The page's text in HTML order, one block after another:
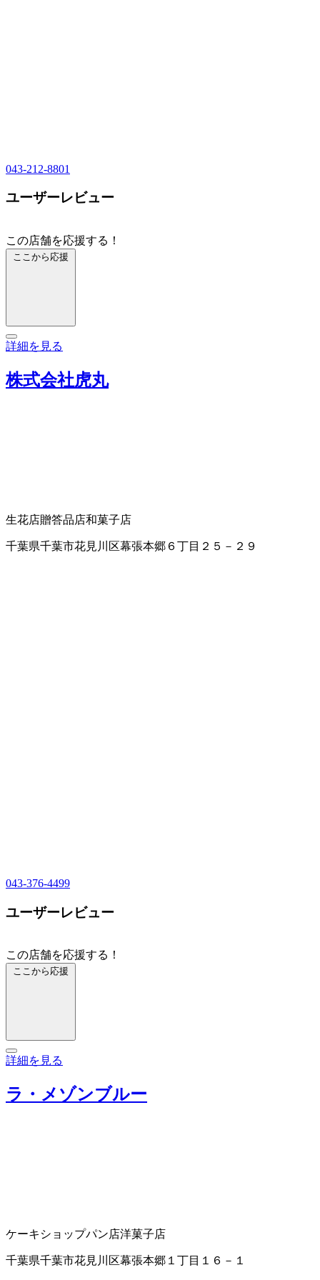
043-212-8801
ユーザーレビュー
この店舗を応援する！
ここから応援
詳細を見る
株式会社虎丸
生花店贈答品店和菓子店
千葉県千葉市花見川区幕張本郷６丁目２５－２９
043-376-4499
ユーザーレビュー
この店舗を応援する！
ここから応援
詳細を見る
ラ・メゾンブルー
ケーキショップパン店洋菓子店
千葉県千葉市花見川区幕張本郷１丁目１６－１